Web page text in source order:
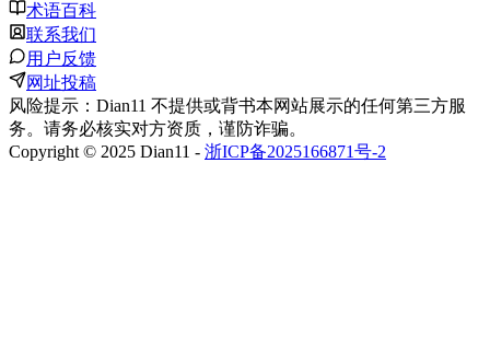
术语百科
联系我们
用户反馈
网址投稿
风险提示：Dian11 不提供或背书本网站展示的任何第三方服
务。请务必核实对方资质，谨防诈骗。
Copyright © 2025 Dian11 - 浙ICP备2025166871号-2